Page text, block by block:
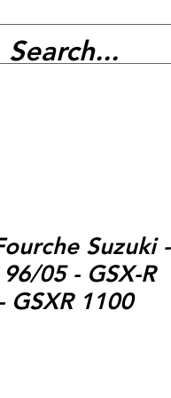
Suzuki -
05 - GSX-R
GSXR 1100